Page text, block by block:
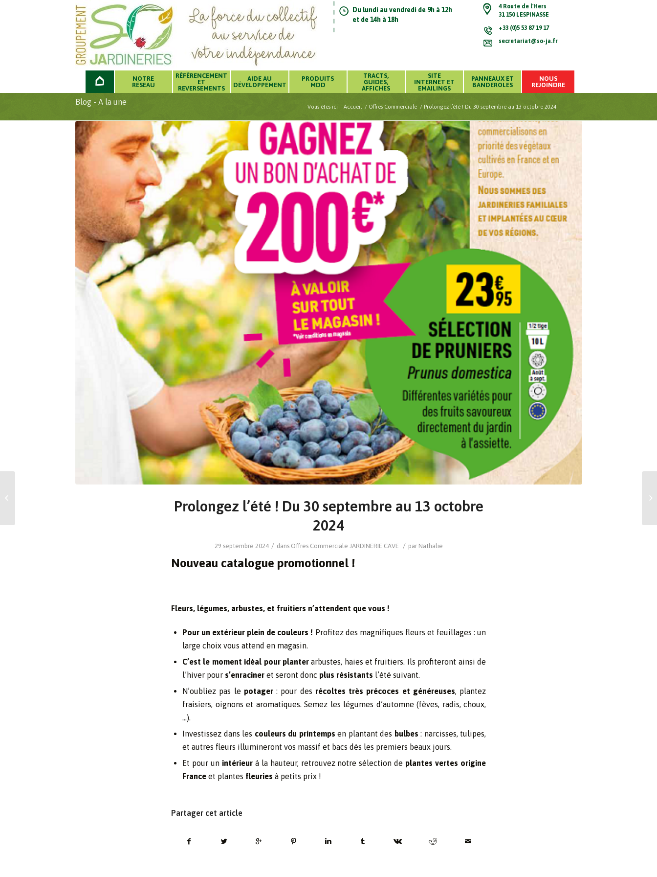
Du lundi au vendredi de 9h à 12h
et de 14h à 18h
4 Route de l'Hers
31 150 LESPINASSE
+33 (0)5 53 87 19 17
secretariat@so-ja.fr
NOTRE
RÉSEAU
RÉFÉRENCEMENT
ET
REVERSEMENTS
AIDE AU
DÉVELOPPEMENT
PRODUITS
MDD
TRACTS,
GUIDES,
AFFICHES
SITE
INTERNET ET
EMAILINGS
PANNEAUX ET
BANDEROLES
NOUS
REJOINDRE
Blog - A la une
Vous êtes ici : Accueil / Offres Commerciale / Prolongez l’été ! Du 30 septembre au 13 octobre 2024
Prolongez l’été ! Du 30 septembre au 13 octobre
2024
29 septembre 2024 / dans Offres Commerciale JARDINERIE CAVE / par Nathalie
Nouveau catalogue promotionnel !
Fleurs, légumes, arbustes, et fruitiers n’attendent que vous !
Pour un extérieur plein de couleurs ! Profitez des magnifiques fleurs et feuillages : un
large choix vous attend en magasin.
C’est le moment idéal pour planterarbustes, haies et fruitiers. Ils profiteront ainsi de
l’hiver pour s’enraciner et seront donc plus résistants l’été suivant.
N’oubliez pas le potager: pour des récoltes très précoces et généreuses, plantez
fraisiers, oignons et aromatiques. Semez les légumes d’automne (fèves, radis, choux,
…).
Investissez dans les couleurs du printempsen plantant des bulbes: narcisses, tulipes,
et autres fleurs illumineront vos massif et bacs dès les premiers beaux jours.
Et pour un intérieur à la hauteur, retrouvez notre sélection de plantes vertes origine
Franceet plantes fleuriesà petits prix !
Partager cet article